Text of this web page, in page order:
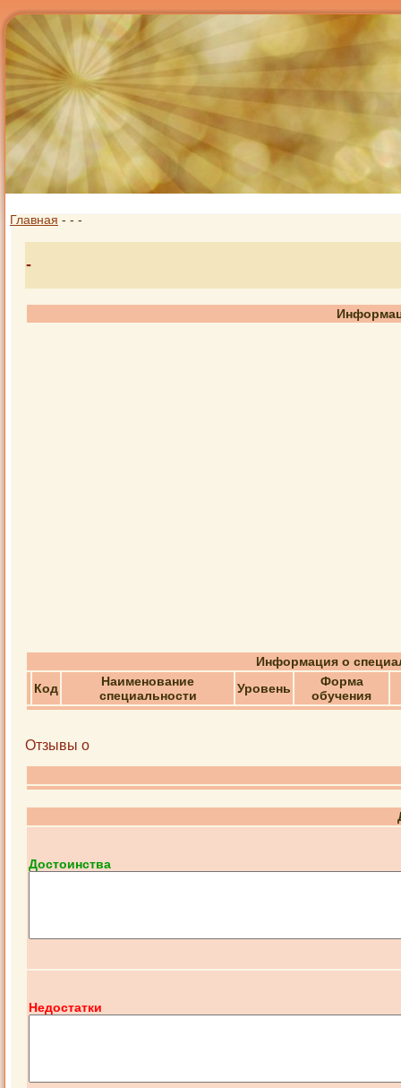
Главная - - -
-
Информация о
Код
Наименование
специальности
Уровень
Форма
обучения
Отзывы о
Достоинства
Недостатки